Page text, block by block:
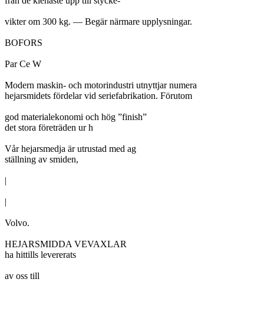
vikter om 300 kg. — Begär närmare upplysningar.
BOFORS
Par Ce W
Modern maskin- och motorindustri utnyttjar numera
hejarsmidets fördelar vid seriefabrikation. Förutom
god materialekonomi och hög ”finish”
det stora företräden ur h
Vår hejarsmedja är utrustad med ag
ställning av smiden,
|
|
Volvo.
HEJARSMIDDA VEVAXLAR
ha hittills levererats
av oss till